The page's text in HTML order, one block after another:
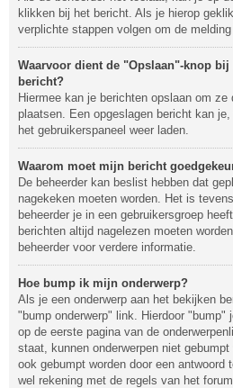
klikken bij het bericht. Als je hierop
verplichte stappen volgen om de
Waarvoor dient de "Opslaan"-knop bij
bericht?
Hiermee kan je berichten opslaan om
plaatsen. Een opgeslagen bericht kan
het gebruikerspaneel weer laden.
Waarom moet mijn bericht
De beheerder kan beslist hebben dat
nagekeken moeten worden. Het is
beheerder je in een gebruikersgroep
berichten altijd nagelezen moeten
beheerder voor verdere informatie.
Hoe bump ik mijn onderwerp?
Als je een onderwerp aan het bekijken
"bump onderwerp" link. Hierdoor "bump"
op de eerste pagina van de
staat, kunnen onderwerpen niet
ook gebumpt worden door een antwoord
wel rekening met de regels van het